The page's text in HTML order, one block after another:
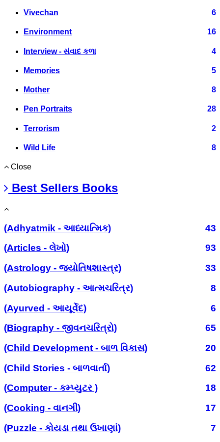
Vivechan 6
Environment 16
Interview - સંવાદ કળા 4
Memories 5
Mother 8
Pen Portraits 28
Terrorism 2
Wild Life 8
Close
Best Sellers Books
(Adhyatmik - આધ્યાત્મિક)
43
(Articles - લેખો)
93
(Astrology - જ્યોતિષશાસ્ત્ર)
33
(Autobiography - આત્મચરિત્ર)
8
(Ayurved - આયૂર્વેદ)
6
(Biography - જીવનચરિત્રો)
65
(Child Development - બાળ વિકાસ)
20
(Child Stories - બાળવાર્તા)
62
(Computer - કમ્પ્યુટર )
18
(Cooking - વાનગી)
17
(Puzzle - કોયડા તથા ઉખાણાં)
7